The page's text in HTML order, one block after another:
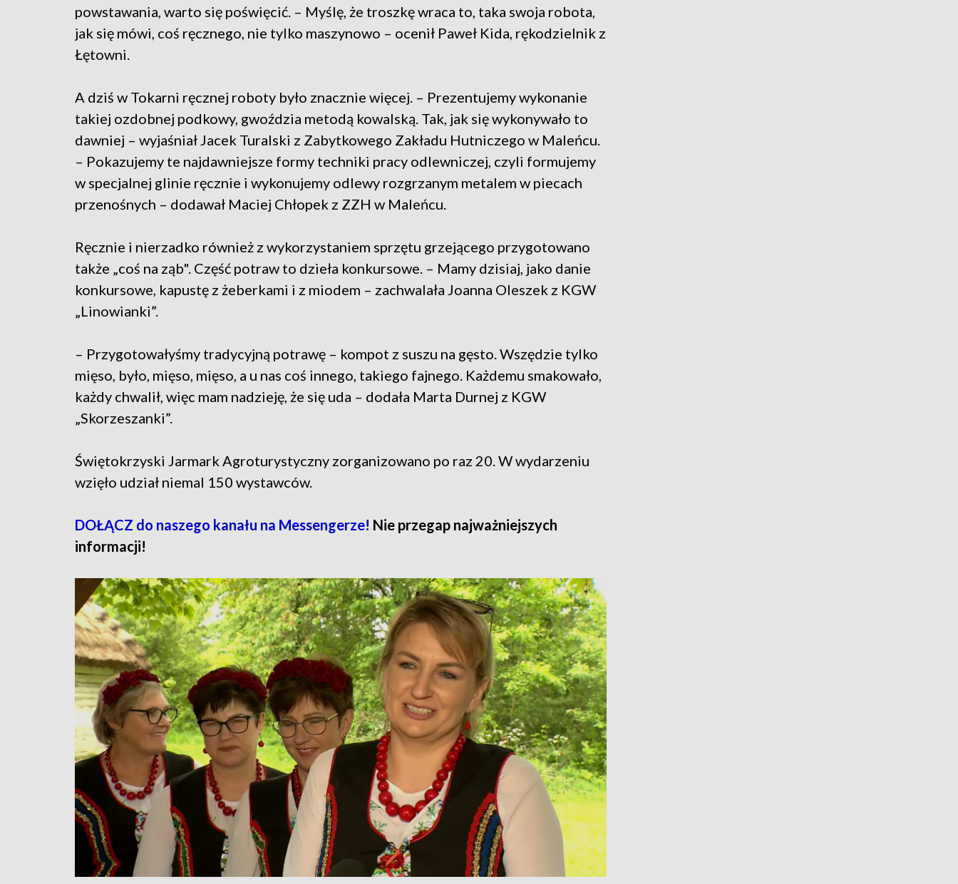
powstawania, warto się poświęcić. – Myślę, że troszkę wraca to, taka swoja robota,
jak się mówi, coś ręcznego, nie tylko maszynowo – ocenił Paweł Kida, rękodzielnik z
Łętowni.
A dziś w Tokarni ręcznej roboty było znacznie więcej. – Prezentujemy wykonanie
takiej ozdobnej podkowy, gwoździa metodą kowalską. Tak, jak się wykonywało to
dawniej – wyjaśniał Jacek Turalski z Zabytkowego Zakładu Hutniczego w Maleńcu.
– Pokazujemy te najdawniejsze formy techniki pracy odlewniczej, czyli formujemy
w specjalnej glinie ręcznie i wykonujemy odlewy rozgrzanym metalem w piecach
przenośnych – dodawał Maciej Chłopek z ZZH w Maleńcu.
Ręcznie i nierzadko również z wykorzystaniem sprzętu grzejącego przygotowano
także „coś na ząb". Część potraw to dzieła konkursowe. – Mamy dzisiaj, jako danie
konkursowe, kapustę z żeberkami i z miodem – zachwalała Joanna Oleszek z KGW
„Linowianki”.
– Przygotowałyśmy tradycyjną potrawę – kompot z suszu na gęsto. Wszędzie tylko
mięso, było, mięso, mięso, a u nas coś innego, takiego fajnego. Każdemu smakowało,
każdy chwalił, więc mam nadzieję, że się uda – dodała Marta Durnej z KGW
„Skorzeszanki”.
Świętokrzyski Jarmark Agroturystyczny zorganizowano po raz 20. W wydarzeniu
wzięło udział niemal 150 wystawców.
DOŁĄCZ do naszego kanału na Messengerze! Nie przegap najważniejszych
informacji!